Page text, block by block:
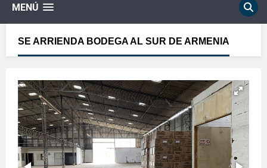
MENÚ
SE ARRIENDA BODEGA AL SUR DE ARMENIA